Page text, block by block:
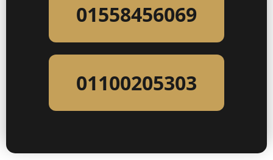
01558456069
01100205303